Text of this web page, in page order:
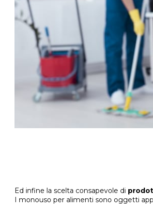
Ed infine la scelta consapevole di
I monouso per alimenti sono oggetti